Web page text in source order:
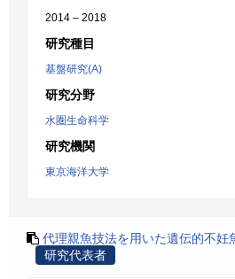
2014 – 2018
研究種目
基盤研究(A)
研究分野
水圏生命科学
研究機関
東京海洋大学
代理親魚技法を用いた遺伝的不妊
研究代表者